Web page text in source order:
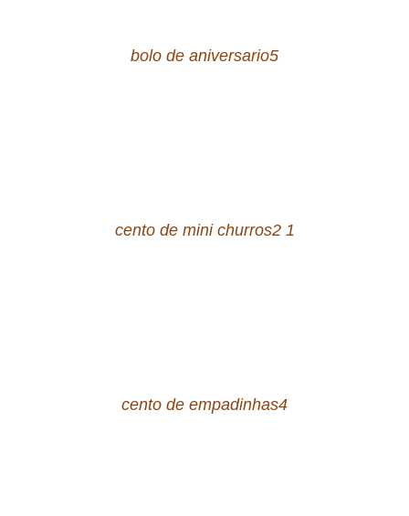
bolo de aniversario5
cento de mini churros2 1
cento de empadinhas4